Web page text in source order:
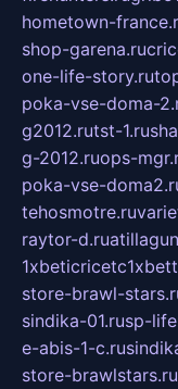
hometown-
shop-garena.ru
one-life-story.ru
poka-vse-doma-
g2012.rutst-1.ru
g-2012.ruops-
poka-vse-
tehosmotre.ru
raytor-d.ru
store-brawl-
sindika-01.rusp-
e-abis-1-c.ru
store-brawlstars.ru